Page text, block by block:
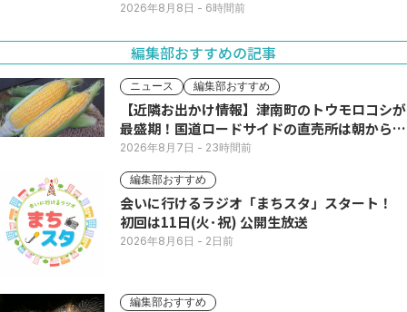
2026年8月8日 - 6時間前
編集部おすすめの記事
ニュース 編集部おすすめ
【近隣お出かけ情報】津南町のトウモロコシが
最盛期！国道ロードサイドの直売所は朝から長
い列
2026年8月7日 - 23時間前
編集部おすすめ
会いに行けるラジオ「まちスタ」スタート！
初回は11日(火･祝) 公開生放送
2026年8月6日 - 2日前
編集部おすすめ